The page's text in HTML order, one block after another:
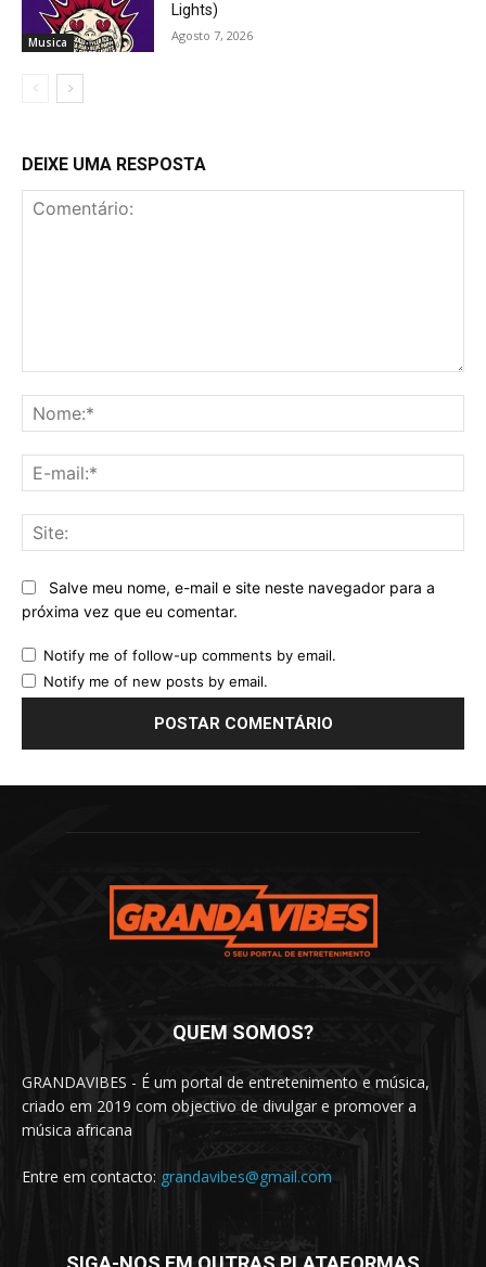
Musica
Lights)
Agosto 7, 2026
DEIXE UMA RESPOSTA
Salve meu nome, e-mail e site neste navegador para a
próxima vez que eu comentar.
Notify me of follow-up comments by email.
Notify me of new posts by email.
QUEM SOMOS?
GRANDAVIBES - É um portal de entretenimento e música,
criado em 2019 com objectivo de divulgar e promover a
música africana
Entre em contacto: grandavibes@gmail.com